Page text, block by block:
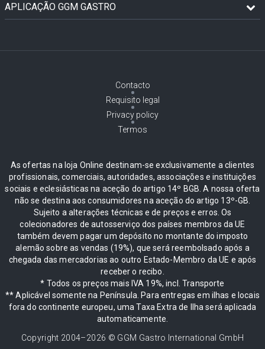
APLICAÇÃO GGM GASTRO
Contacto
Requisito legal
Privacy policy
Termos
As ofertas na loja Online destinam-se exclusivamente a clientes
profissionais, comerciais, autoridades, associações e instituições
sociais e eclesiásticas na aceção do artigo 14º BGB. A nossa oferta
não se destina aos consumidores na aceção do artigo 13º-GB.
Sujeito a alterações técnicas e de preços e erros. Os
colecionadores de autosserviço dos países membros da UE
também devem pagar um depósito no montante do imposto
alemão sobre as vendas (19%), que será reembolsado após a
chegada das mercadorias ao outro Estado-Membro da UE e após
receber o recibo.
* Todos os preços mais IVA 19%, incl. Transporte
** Aplicável somente na Península. Para entregas em ilhas e locais
fora do continente europeu, uma Taxa Extra de Ilha será aplicada
automaticamente.
Copyright 2004–2026 © GGM Gastro International GmbH